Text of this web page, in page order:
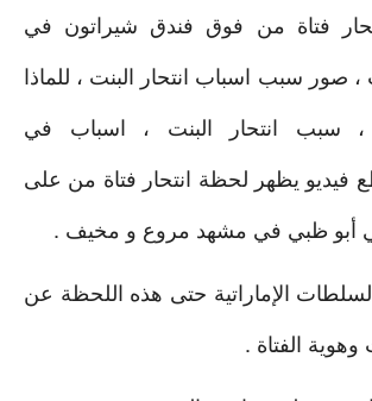
فتاة من فوق فندق شيراتون في
، صور سبب اسباب انتحار البنت ، للماذا
، سبب انتحار البنت ، اسباب في
فيديو يظهر لحظة انتحار فتاة من على
أبو ظبي في مشهد مروع و مخيف .
الإماراتية حتى هذه اللحظة عن
الفتاة .